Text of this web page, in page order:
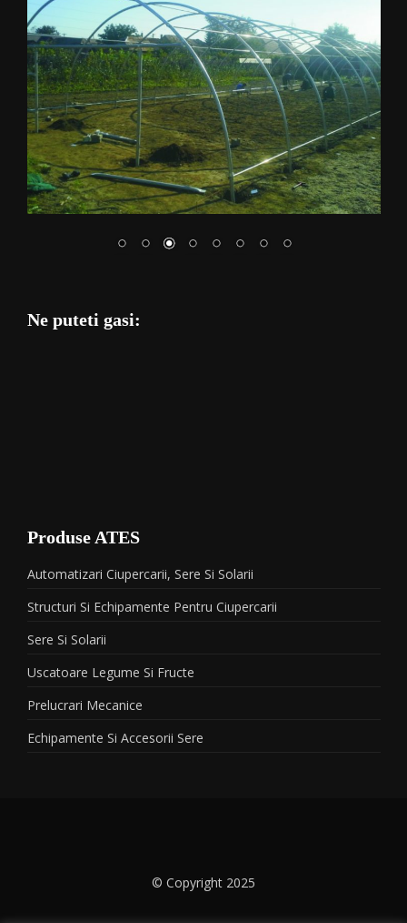
Ne puteti gasi:
Produse ATES
Automatizari Ciupercarii, Sere Si Solarii
Structuri Si Echipamente Pentru Ciupercarii
Sere Si Solarii
Uscatoare Legume Si Fructe
Prelucrari Mecanice
Echipamente Si Accesorii Sere
© Copyright 2025